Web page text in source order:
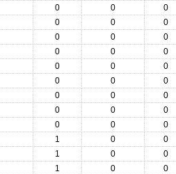
0 0 0
0 0 0
0 0 0
0 0 0
0 0 0
0 0 0
0 0 0
0 0 0
0 0 0
1 0 0
1 0 0
1 0 0